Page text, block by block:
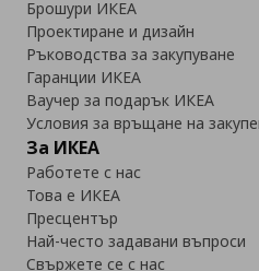
Брошури ИКЕА
Проектиране и дизайн
Ръководства за закупуване
Гаранции ИКЕА
Ваучер за подарък ИКЕА
Условия за връщане на
За ИКЕА
Работете с нас
Това е ИКЕА
Пресцентър
Най-често задавани въпроси
Свържете се с нас